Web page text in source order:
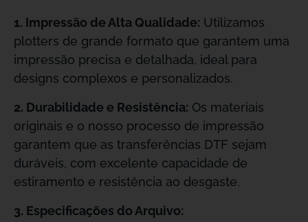
1. Impressão de Alta Qualidade: Utilizamos
plotters de grande formato que garantem uma
impressão precisa e detalhada, ideal para
designs complexos e personalizados.
2. Durabilidade e Resistência: Os materiais
originais e o nosso processo de impressão
garantem que as transferências DTF sejam
duráveis, com excelente capacidade de
estiramento e resistência ao desgaste.
3. Especificações do Arquivo: